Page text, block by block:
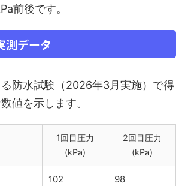
前後です。
測データ
防水試験（2026年3月実施）で得
値を示します。
1回目圧力
(kPa)
2回目圧力
(kPa)
102 98